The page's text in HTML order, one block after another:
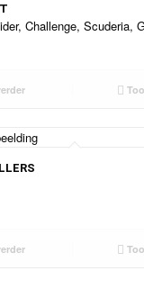
Challenge, Scuderia,